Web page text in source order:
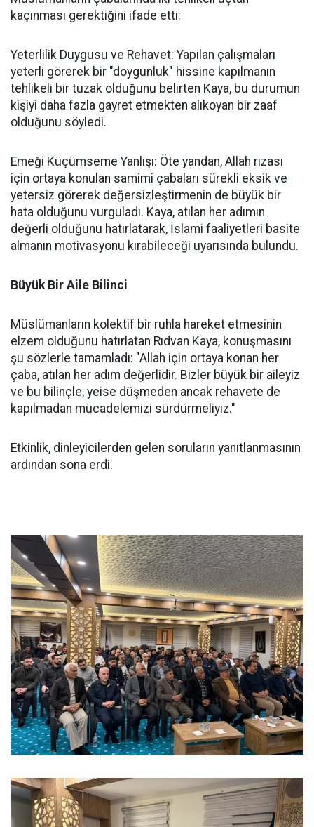
kaçınması gerektiğini ifade etti:
Yeterlilik Duygusu ve Rehavet: Yapılan çalışmaları
yeterli görerek bir "doygunluk" hissine kapılmanın
tehlikeli bir tuzak olduğunu belirten Kaya, bu durumun
kişiyi daha fazla gayret etmekten alıkoyan bir zaaf
olduğunu söyledi.
Emeği Küçümseme Yanlışı: Öte yandan, Allah rızası
için ortaya konulan samimi çabaları sürekli eksik ve
yetersiz görerek değersizleştirmenin de büyük bir
hata olduğunu vurguladı. Kaya, atılan her adımın
değerli olduğunu hatırlatarak, İslami faaliyetleri basite
almanın motivasyonu kırabileceği uyarısında bulundu.
Büyük Bir Aile Bilinci
Müslümanların kolektif bir ruhla hareket etmesinin
elzem olduğunu hatırlatan Rıdvan Kaya, konuşmasını
şu sözlerle tamamladı: "Allah için ortaya konan her
çaba, atılan her adım değerlidir. Bizler büyük bir aileyiz
ve bu bilinçle, yeise düşmeden ancak rehavete de
kapılmadan mücadelemizi sürdürmeliyiz."
Etkinlik, dinleyicilerden gelen soruların yanıtlanmasının
ardından sona erdi.